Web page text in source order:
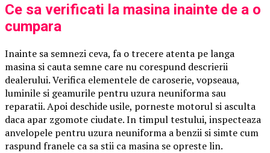
Ce sa verificati la masina inainte de a o
cumpara
Inainte sa semnezi ceva, fa o trecere atenta pe langa
masina si cauta semne care nu corespund descrierii
dealerului. Verifica elementele de caroserie, vopseaua,
luminile si geamurile pentru uzura neuniforma sau
reparatii. Apoi deschide usile, porneste motorul si asculta
daca apar zgomote ciudate. In timpul testului, inspecteaza
anvelopele pentru uzura neuniforma a benzii si simte cum
raspund franele ca sa stii ca masina se opreste lin.